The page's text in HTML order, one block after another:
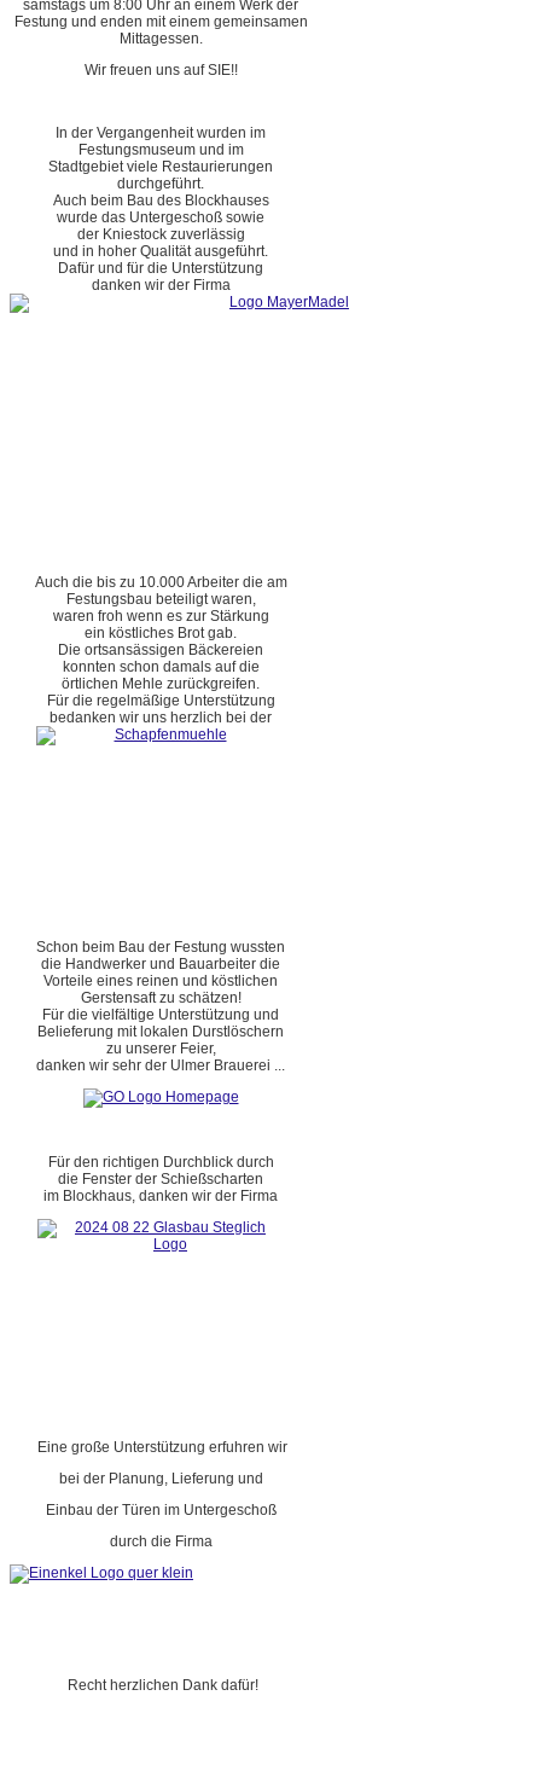
samstags um 8:00 Uhr an einem Werk der
Festung und enden mit einem gemeinsamen
Mittagessen.
Wir freuen uns auf SIE!!
In der Vergangenheit wurden im
Festungsmuseum und im
Stadtgebiet viele Restaurierungen
durchgeführt.
Auch beim Bau des Blockhauses
wurde das Untergeschoß sowie
der Kniestock zuverlässig
und in hoher Qualität ausgeführt.
Dafür und für die Unterstützung
danken wir der Firma
Auch die bis zu 10.000 Arbeiter die am
Festungsbau beteiligt waren,
waren froh wenn es zur Stärkung
ein köstliches Brot gab.
Die ortsansässigen Bäckereien
konnten schon damals auf die
örtlichen Mehle zurückgreifen.
Für die regelmäßige Unterstützung
bedanken wir uns herzlich bei der
Schon beim Bau der Festung wussten
die Handwerker und Bauarbeiter die
Vorteile eines reinen und köstlichen
Gerstensaft zu schätzen!
Für die vielfältige Unterstützung und
Belieferung mit lokalen Durstlöschern
zu unserer Feier,
danken wir sehr der Ulmer Brauerei ...
Für den richtigen Durchblick durch
die Fenster der Schießscharten
im Blockhaus, danken wir der Firma
Eine große Unterstützung erfuhren wir
bei der Planung, Lieferung und
Einbau der Türen im Untergeschoß
durch die Firma
Recht herzlichen Dank dafür!